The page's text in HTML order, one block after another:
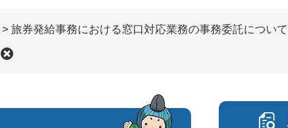
> 旅券発給事務における窓口対応業務の事務委託について